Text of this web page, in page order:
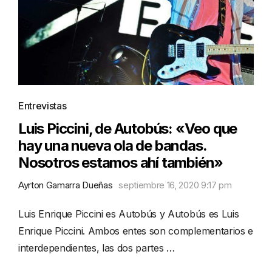
Entrevistas
Luis Piccini, de Autobús: «Veo que
hay una nueva ola de bandas.
Nosotros estamos ahí también»
Ayrton Gamarra Dueñas septiembre 16, 2020 9:17 pm
Luis Enrique Piccini es Autobús y Autobús es Luis
Enrique Piccini. Ambos entes son complementarios e
interdependientes, las dos partes …